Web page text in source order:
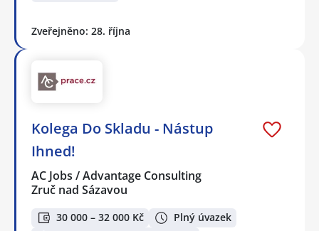
Zveřejněno: 28. října
Kolega Do Skladu - Nástup
Ihned!
AC Jobs / Advantage Consulting
Zruč nad Sázavou
30 000 – 32 000 Kč
Plný úvazek